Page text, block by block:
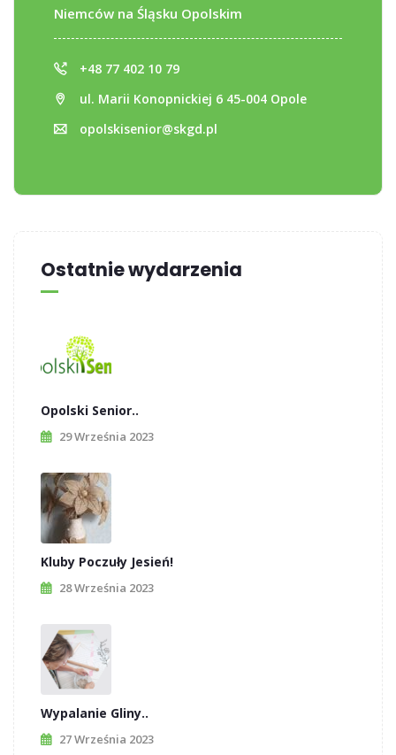
Niemców na Śląsku Opolskim
+48 77 402 10 79
ul. Marii Konopnickiej 6 45-004 Opole
opolskisenior@skgd.pl
Ostatnie wydarzenia
Opolski Senior..
29 Września 2023
Kluby Poczuły Jesień!
28 Września 2023
Wypalanie Gliny..
27 Września 2023